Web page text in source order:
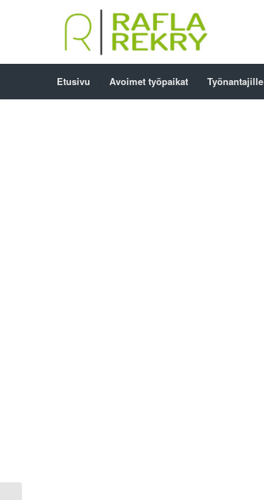
Etusivu Avoimet työpaikat Työnantajille